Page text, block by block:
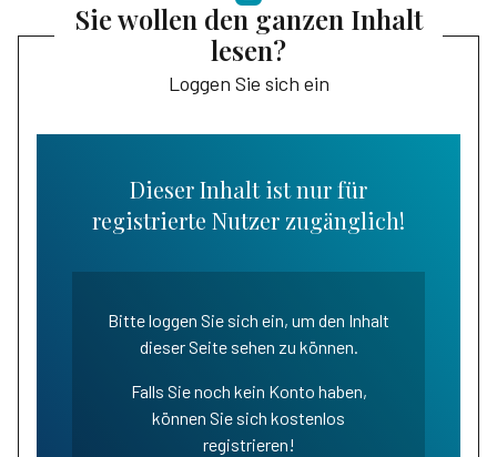
Sie wollen den ganzen Inhalt
lesen?
Loggen Sie sich ein
Dieser Inhalt ist nur für
registrierte Nutzer zugänglich!
Bitte loggen Sie sich ein, um den Inhalt
dieser Seite sehen zu können.
Falls Sie noch kein Konto haben,
können Sie sich kostenlos
registrieren!